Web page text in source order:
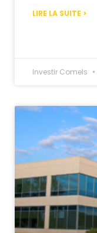
LIRE LA SUITE >
Investir Comels